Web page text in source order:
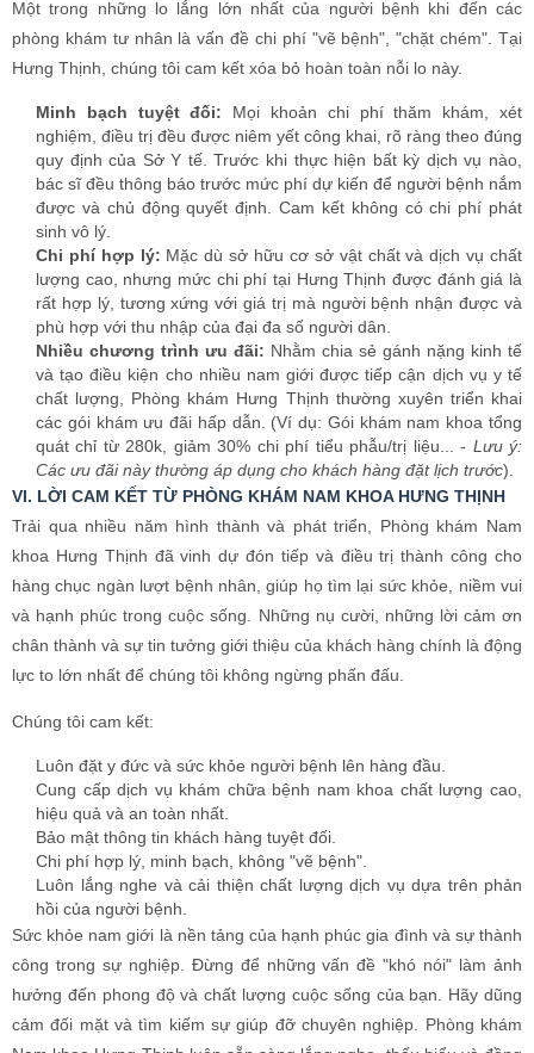
rất hợp lý, tương xứng với giá trị mà người bệnh nhận được và
phù hợp với thu nhập của đại đa số người dân.
Nhiều chương trình ưu đãi: Nhằm chia sẻ gánh nặng kinh tế
chất lượng, Phòng khám Hưng Thịnh thường xuyên triển khai
các gói khám ưu đãi hấp dẫn. (Ví dụ: Gói khám nam khoa tổng
quát chỉ từ 280k, giảm 30% chi phí tiểu phẫu/trị liệu... -Lưu ý:
Các ưu đãi này thường áp dụng cho khách hàng đặt lịch trước).
VI. LỜI CAM KẾT TỪ PHÒNG KHÁM NAM KHOA HƯNG THỊNH
Trải qua nhiều năm hình thành và phát triển, Phòng khám Nam
khoa Hưng Thịnh đã vinh dự đón tiếp và điều trị thành công cho
hàng chục ngàn lượt bệnh nhân, giúp họ tìm lại sức khỏe, niềm vui
và hạnh phúc trong cuộc sống. Những nụ cười, những lời cảm ơn
chân thành và sự tin tưởng giới thiệu của khách hàng chính là động
lực to lớn nhất để chúng tôi không ngừng phấn đấu.
Chúng tôi cam kết:
Luôn đặt y đức và sức khỏe người bệnh lên hàng đầu.
Cung cấp dịch vụ khám chữa bệnh nam khoa chất lượng cao,
hiệu quả và an toàn nhất.
Bảo mật thông tin khách hàng tuyệt đối.
Chi phí hợp lý, minh bạch, không "vẽ bệnh".
Luôn lắng nghe và cải thiện chất lượng dịch vụ dựa trên phản
hồi của người bệnh.
Sức khỏe nam giới là nền tảng của hạnh phúc gia đình và sự thành
công trong sự nghiệp. Đừng để những vấn đề "khó nói" làm ảnh
cảm đối mặt và tìm kiếm sự giúp đỡ chuyên nghiệp. Phòng khám
Nam khoa Hưng Thịnh luôn sẵn sàng lắng nghe, thấu hiểu và đồng
hành cùng bạn trên hành trình tìm lại bản lĩnh phái mạnh.
Đừng ngần ngại, hãy liên hệ ngay với chúng tôi để được tư
vấn miễn phí và đặt lịch khám ưu tiên!
(Khuyến khích đặt lịch hẹn trước để nhận mã số khám ưu
tiên và các gói ưu đãi hấp dẫn)